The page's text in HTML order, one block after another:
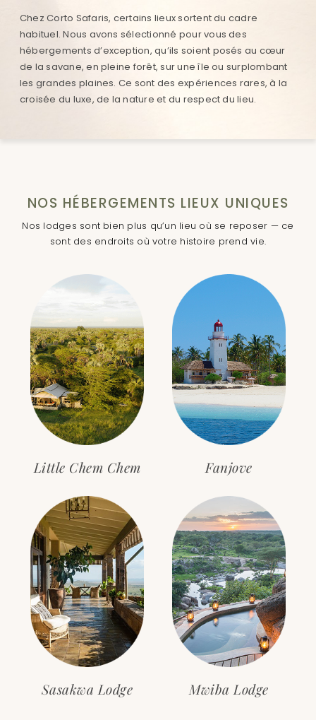
Chez Corto Safaris, certains lieux sortent du cadre
habituel. Nous avons sélectionné pour vous des
hébergements d’exception, qu’ils soient posés au cœur
de la savane, en pleine forêt, sur une île ou surplombant
les grandes plaines. Ce sont des expériences rares, à la
croisée du luxe, de la nature et du respect du lieu.
NOS HÉBERGEMENTS LIEUX UNIQUES
Nos lodges sont bien plus qu’un lieu où se reposer — ce
sont des endroits où votre histoire prend vie.
Little Chem Chem Fanjove
Sasakwa Lodge Mwiba Lodge